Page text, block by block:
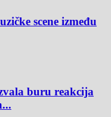
scene između
buru reakcija